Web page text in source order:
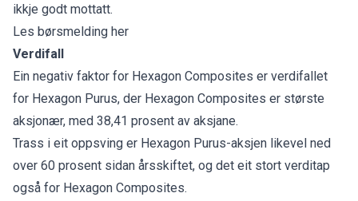
ikkje godt mottatt.
Les børsmelding her
Verdifall
Ein negativ faktor for Hexagon Composites er verdifallet
for Hexagon Purus, der Hexagon Composites er største
aksjonær, med 38,41 prosent av aksjane.
Trass i eit oppsving er Hexagon Purus-aksjen likevel ned
over 60 prosent sidan årsskiftet, og det eit stort verditap
også for Hexagon Composites.